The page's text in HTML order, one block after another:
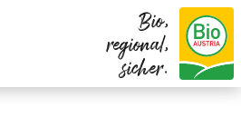
Bio,
regional,
sicher.